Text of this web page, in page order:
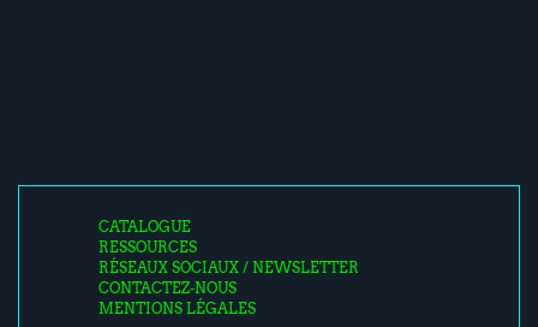
CATALOGUE
RESSOURCES
RÉSEAUX SOCIAUX / NEWSLETTER
CONTACTEZ-NOUS
MENTIONS LÉGALES